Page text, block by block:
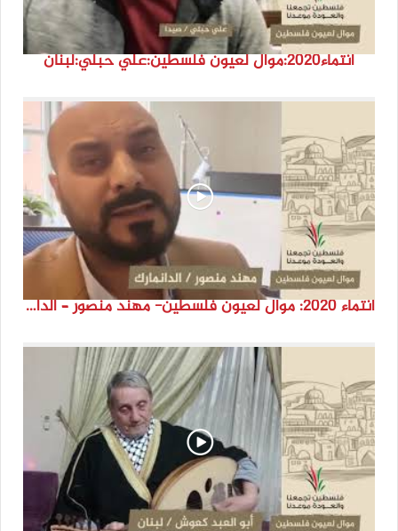
انتماء2020:موال لعيون فلسطين:علي حبلي:لبنان
انتماء 2020: موال لعيون فلسطين- مهند منصور – الدانمارك